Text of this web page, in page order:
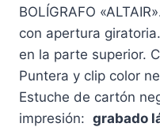
BOLÍGRAFO
con apertura
en la parte superior.
Puntera y clip color
Estuche de cartón
impresión: grabado